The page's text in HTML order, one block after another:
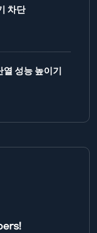
차단
성능 높이기